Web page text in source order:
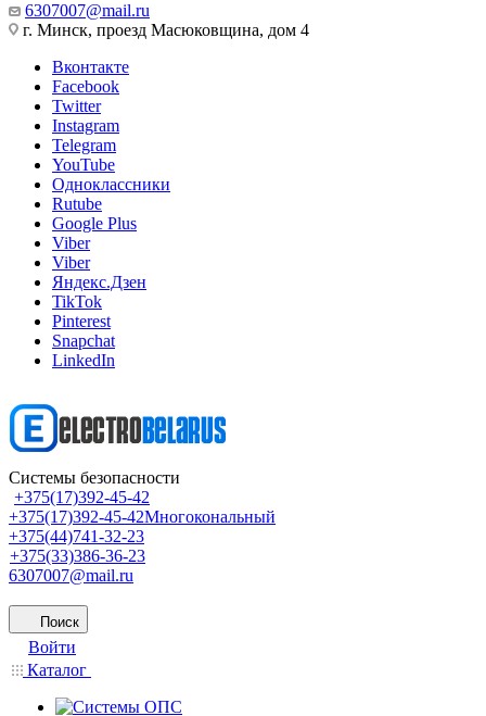
6307007@mail.ru
г. Минск, проезд Масюковщина, дом 4
Вконтакте
Facebook
Twitter
Instagram
Telegram
YouTube
Одноклассники
Rutube
Google Plus
Viber
Viber
Яндекс.Дзен
TikTok
Pinterest
Snapchat
LinkedIn
Системы безопасности
+375(17)392-45-42
+375(17)392-45-42Многокональный
+375(44)741-32-23
+375(33)386-36-23
6307007@mail.ru
Поиск
Войти
Каталог